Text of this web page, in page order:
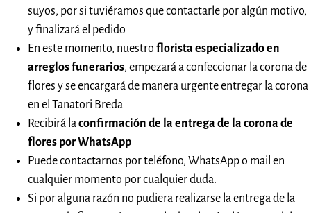
suyos, por si tuviéramos que contactarle por algún motivo,
y finalizará el pedido
En este momento, nuestro florista especializado en
arreglos funerarios, empezará a confeccionar la corona de
flores y se encargará de manera urgente entregar la corona
en el Tanatori Breda
Recibirá laconfirmación de la entrega de la corona de
flores por WhatsApp
Puede contactarnos por teléfono, WhatsApp o mail en
cualquier momento por cualquier duda.
Si por alguna razón no pudiera realizarse la entrega de la